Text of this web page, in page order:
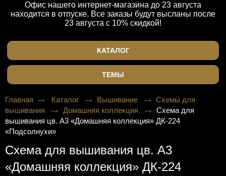
Офис нашего интернет-магазина до 23 августа
находится в отпуске. Все заказы будут высланы после
23 августа с 10% скидкой!
КАТАЛОГ
ТЕМЫ
Главная Каталог Вышивание
Схемы для
вышивания
Домашняя коллекция
Схема для
вышивания цв. А3 «Домашняя коллекция» ДК-224
«Подсолнухи»
Схема для вышивания цв. А3
«Домашняя коллекция» ДК-224